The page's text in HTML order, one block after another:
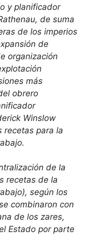
y planificador
de suma
de los imperios
de
organización
más
obrero
Winslow
recetas para la
de la
recetas de la
según los
combinaron con
de los zares,
Estado por parte